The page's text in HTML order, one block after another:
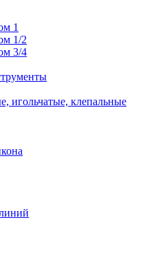
1
1/2
3/4
игольчатые, клепальные